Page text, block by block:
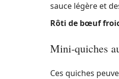
sauce légère et
Rôti de bœuf
Mini-quiches
Ces quiches